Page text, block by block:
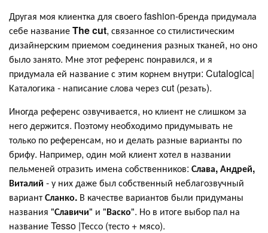
Другая моя клиентка для своего fashion-бренда придумала
себе названиеThe cut, связанное со стилистическим
дизайнерским приемом соединения разных тканей, но оно
было занято. Мне этот референс понравился, и я
придумала ей название с этим корнем внутри: Cutalogica|
Каталогика - написание слова через cut (резать).
Иногда референс озвучивается, но клиент не слишком за
него держится. Поэтому необходимо придумывать не
только по референсам, но и делать разные варианты по
брифу. Например, один мой клиент хотел в названии
пельменей отразить имена собственников: Слава, Андрей,
Виталий - у них даже был собственный неблагозвучный
вариантСланко. В качестве вариантов были придуманы
названия "Славичи" и "Васко". Но в итоге выбор пал на
название Tesso |Тессо (тесто + мясо).